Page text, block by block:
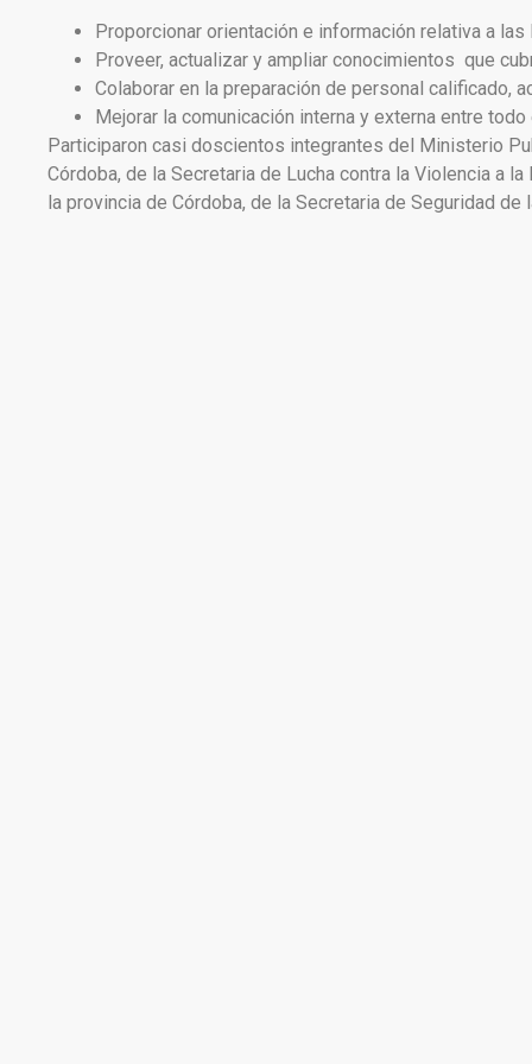
Proporcionar orientación e información relativa a
Proveer, actualizar y ampliar conocimientos que
Colaborar en la preparación de personal calificado,
Mejorar la comunicación interna y externa entre
Participaron casi doscientos integrantes del Ministerio
Córdoba, de la Secretaria de Lucha contra la Violencia a
la provincia de Córdoba, de la Secretaria de Seguridad